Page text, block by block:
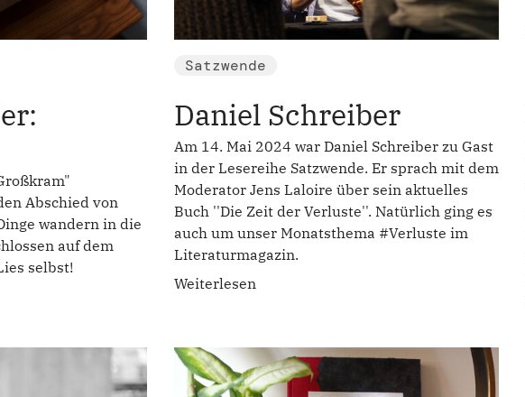
Abschied von
wandern in die
auf dem
selbst!
Satzwende
Daniel Schreiber
Am 14. Mai 2024 war Daniel Schreiber zu Gast
in der Lesereihe Satzwende. Er sprach mit dem
Moderator Jens Laloire über sein aktuelles
Buch ''Die Zeit der Verluste''. Natürlich ging es
auch um unser Monatsthema #Verluste im
Literaturmagazin.
Weiterlesen